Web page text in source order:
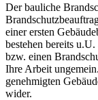
Der bauliche
einer ersten
bestehen bereits
bzw. einen
Ihre Arbeit
genehmigten
wider.